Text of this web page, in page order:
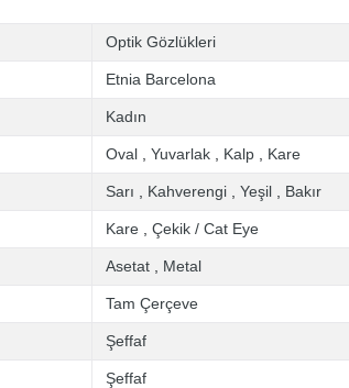
Optik Gözlükleri
Etnia Barcelona
Kadın
Oval Yuvarlak Kalp Kare
Sarı Kahverengi Yeşil Bakır
Kare Çekik / Cat Eye
Asetat Metal
Tam Çerçeve
Şeffaf
Şeffaf